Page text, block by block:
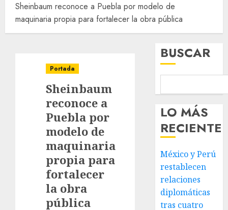
Sheinbaum reconoce a Puebla por modelo de
maquinaria propia para fortalecer la obra pública
Portada
Sheinbaum
reconoce a
Puebla por
modelo de
maquinaria
propia para
fortalecer
la obra
pública
BUSCAR
LO MÁS
RECIENTE
México y Perú
restablecen
relaciones
diplomáticas
tras cuatro